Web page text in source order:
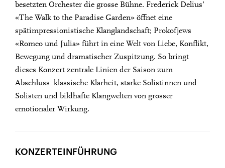
besetzten Orchester die grosse Bühne. Frederick Delius’
«The Walk to the Paradise Garden» öffnet eine
spätimpressionistische Klanglandschaft; Prokofjews
«Romeo und Julia» führt in eine Welt von Liebe, Konflikt,
Bewegung und dramatischer Zuspitzung. So bringt
dieses Konzert zentrale Linien der Saison zum
Abschluss: klassische Klarheit, starke Solistinnen und
Solisten und bildhafte Klangwelten von grosser
emotionaler Wirkung.
KONZERTEINFÜHRUNG